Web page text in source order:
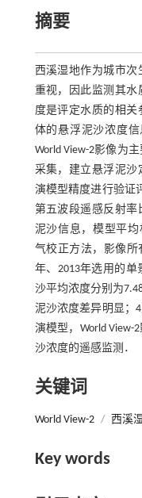
摘要
西溪湿地作为城市
重视，因此监测其水
度是评定水质的相
体的悬浮泥沙浓度
World View-2影像为
采集，建立悬浮泥沙
演模型精度进行验证
第五波段遥感反射率
泥沙信息，模型平均
气校正方法，影像所
年、2013年选用的
沙平均浓度分别为
泥沙浓度差异明显；
演模型，World
沙浓度的遥感监测．
关键词
World View-2 / 西溪
Key words